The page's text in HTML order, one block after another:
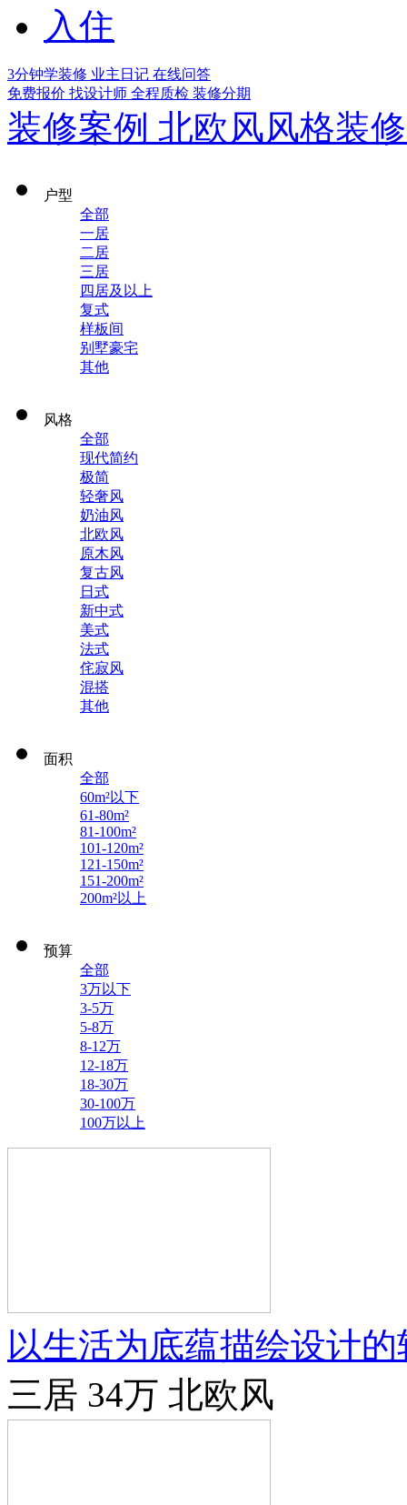
入住
3分钟学装修 业主日记 在线问答
免费报价 找设计师 全程质检 装修分期
装修案例 北欧风风格装
户型
全部
一居
二居
三居
四居及以上
复式
样板间
别墅豪宅
其他
风格
全部
现代简约
极简
轻奢风
奶油风
北欧风
原木风
复古风
日式
新中式
美式
法式
侘寂风
混搭
其他
面积
全部
60m²以下
61-80m²
81-100m²
101-120m²
121-150m²
151-200m²
200m²以上
预算
全部
3万以下
3-5万
5-8万
8-12万
12-18万
18-30万
30-100万
100万以上
以生活为底蕴描绘设计的
三居 34万 北欧风